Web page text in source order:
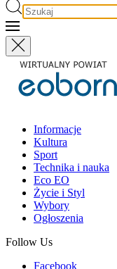
Informacje
Kultura
Sport
Technika i nauka
Eco EO
Życie i Styl
Wybory
Ogłoszenia
Follow Us
Facebook